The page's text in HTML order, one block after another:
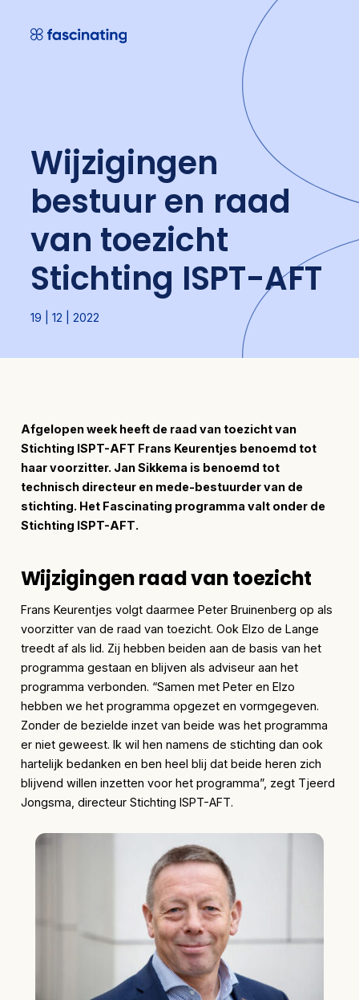
Wijzigingen
bestuur en raad
van toezicht
Stichting ISPT-AFT
19 | 12 | 2022
Afgelopen week heeft de raad van toezicht van
Stichting ISPT-AFT Frans Keurentjes benoemd tot
haar voorzitter. Jan Sikkema is benoemd tot
technisch directeur en mede-bestuurder van de
stichting. Het Fascinating programma valt onder de
Stichting ISPT-AFT.
Wijzigingen raad van toezicht
Frans Keurentjes volgt daarmee Peter Bruinenberg op als
voorzitter van de raad van toezicht. Ook Elzo de Lange
treedt af als lid. Zij hebben beiden aan de basis van het
programma gestaan en blijven als adviseur aan het
programma verbonden. “Samen met Peter en Elzo
hebben we het programma opgezet en vormgegeven.
Zonder de bezielde inzet van beide was het programma
er niet geweest. Ik wil hen namens de stichting dan ook
hartelijk bedanken en ben heel blij dat beide heren zich
blijvend willen inzetten voor het programma”, zegt Tjeerd
Jongsma, directeur Stichting ISPT-AFT.